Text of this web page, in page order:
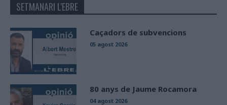
SETMANARI L'EBRE
Caçadors de subvencions
05 agost 2026
80 anys de Jaume Rocamora
04 agost 2026